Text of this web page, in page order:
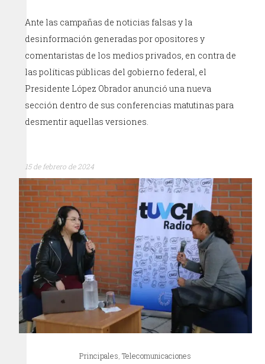
Ante las campañas de noticias falsas y la
desinformación generadas por opositores y
comentaristas de los medios privados, en contra de
las políticas públicas del gobierno federal, el
Presidente López Obrador anunció una nueva
sección dentro de sus conferencias matutinas para
desmentir aquellas versiones.
15 de febrero de 2024
Principales,Telecomunicaciones